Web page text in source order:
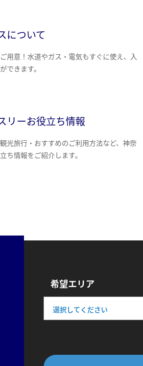
について
用意！水道やガス・電気もすぐに使え、入
できます。
リーお役立ち情報
光旅行・おすすめのご利用方法など、神奈
ち情報をご紹介します。
希望エリア